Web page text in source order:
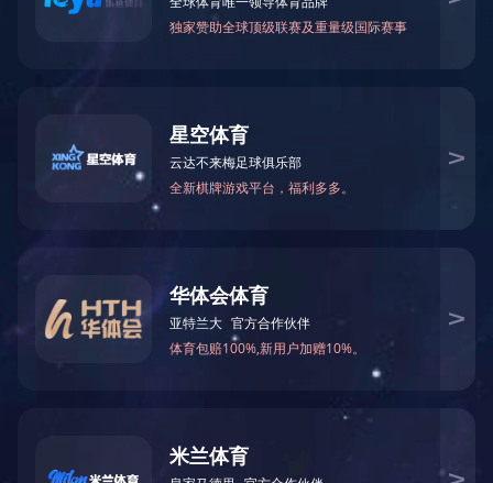
该项目位于来宾市中南大道与翠屏路交叉口西北角，项目分为
A、B区，总建筑面积364399.64平方米，由10栋多层住宅、10
栋高层住宅、4栋商业楼、18栋城市独栋别墅和一个社区服务
来宾市烈士陵园
下一篇：来宾市河南工业园区公共租赁住房